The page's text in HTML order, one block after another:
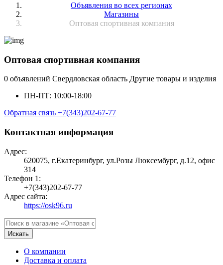
Объявления во всех регионах
Магазины
Оптовая спортивная компания
Оптовая спортивная компания
0 объявлений Свердловская область Другие товары и изделия
ПН-ПТ: 10:00-18:00
Обратная связь +7(343)202-67-77
Контактная информация
Адрес:
620075, г.Екатеринбург, ул.Розы Люксембург, д.12, офис
314
Телефон 1:
+7(343)202-67-77
Адрес сайта:
https://osk96.ru
Искать
О компании
Доставка и оплата